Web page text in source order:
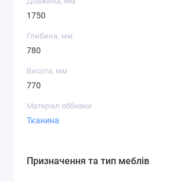
1750
Глибина, мм
780
Висота, мм
770
Матеріал оббивки
Тканина
Призначення та тип меблів